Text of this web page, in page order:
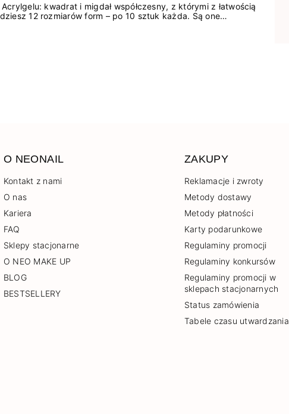
kwadrat i migdał współczesny, z którymi z łatwością
12 rozmiarów form – po 10 sztuk każda. Są one
od dolnych szablonów papierowych, form nie musisz
O NEONAIL
Kontakt z nami
O nas
Kariera
FAQ
Sklepy stacjonarne
O NEO MAKE UP
BLOG
BESTSELLERY
ZAKUPY
Reklamacje i zwroty
Metody dostawy
Metody płatności
Karty podarunkowe
Regulaminy promocji
Regulaminy konkursów
Regulaminy promocji w
sklepach stacjonarnych
Status zamówienia
Tabele czasu utwardzania